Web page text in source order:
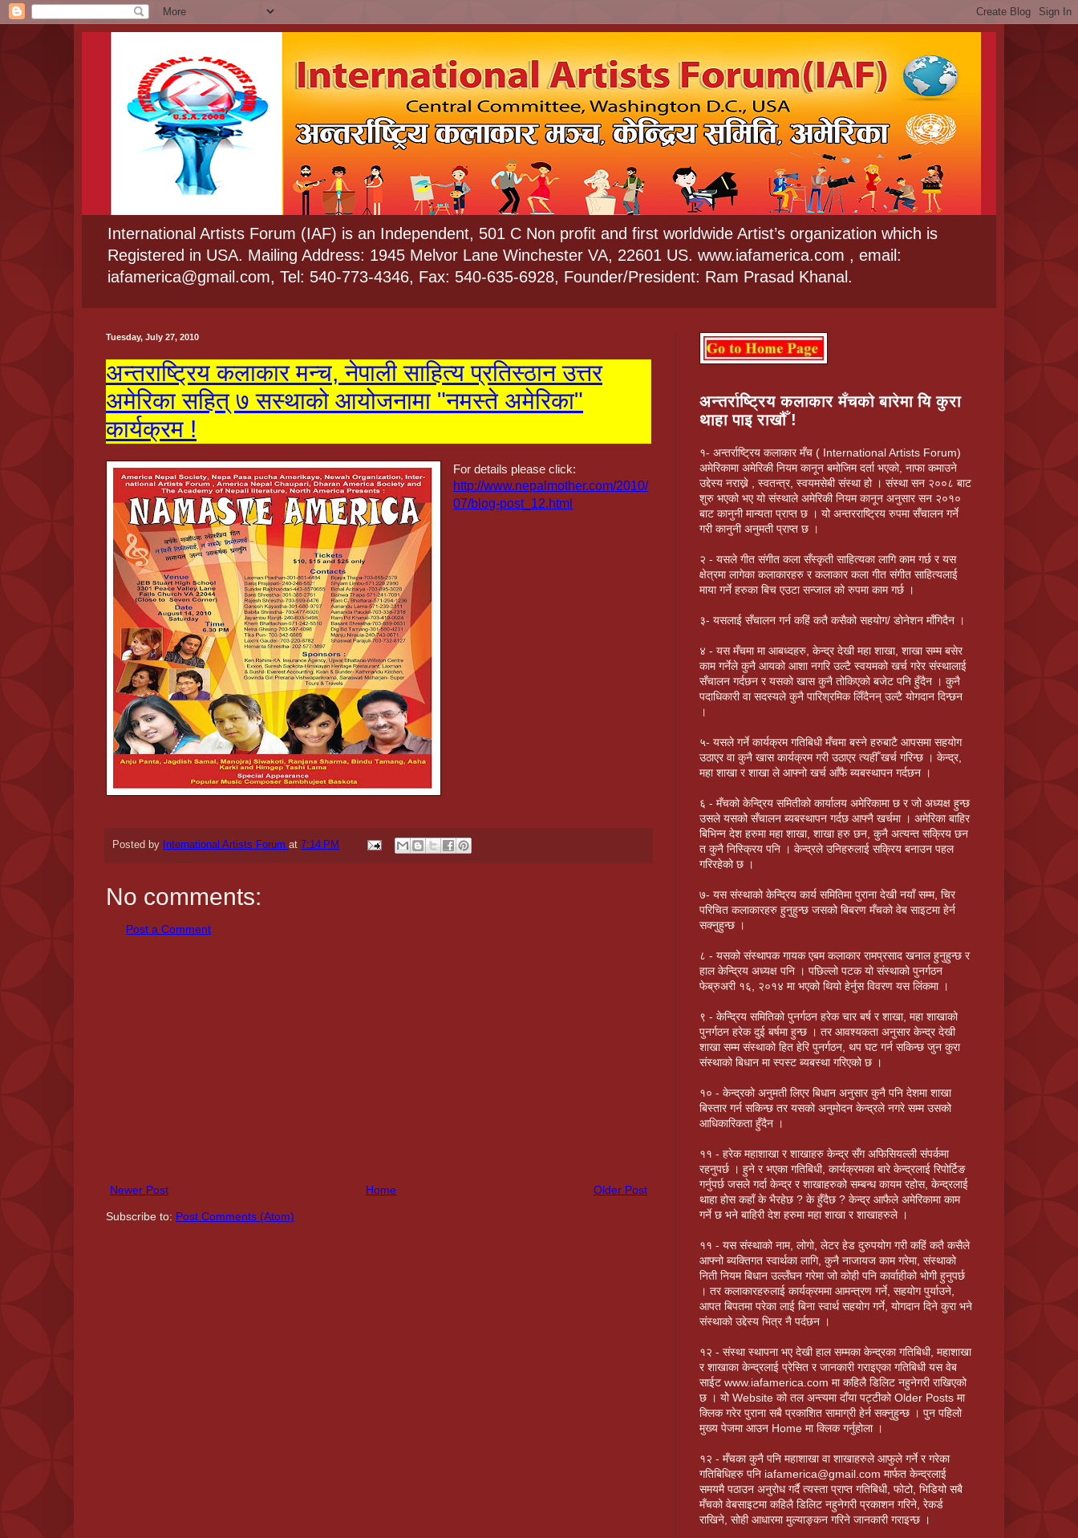
International Artists Forum (IAF) is an Independent, 501 C Non profit and first worldwide Artist’s organization which is
Registered in USA. Mailing Address: 1945 Melvor Lane Winchester VA, 22601 US. www.iafamerica.com , email:
iafamerica@gmail.com, Tel: 540-773-4346, Fax: 540-635-6928, Founder/President: Ram Prasad Khanal.
Tuesday, July 27, 2010
अन्तराष्ट्रिय कलाकार मन्च, नेपाली साहित्य प्रतिस्ठान उत्तर
अमेरिका सहित् ७ सस्थाको आयोजनामा "नमस्ते अमेरिका"
कार्यक्रम !
For details please click:
http://www.nepalmother.com/2010/
07/blog-post_12.html
Posted by International Artists Forum at 7:14 PM
No comments:
Post a Comment
Newer Post Older Post
Home
Subscribe to: Post Comments (Atom)
अन्तर्राष्ट्रिय कलाकार मँचको बारेमा यि कुरा
थाहा पाइ राखौँ !
१- अन्तर्राष्ट्रिय कलाकार मँच ( International Artists Forum)
अमेरिकामा अमेरिकी नियम कानून बमोजिम दर्ता भएको, नाफा कमाउने
उद्देस्य नराख्ने , स्वतन्त्र, स्वयमसेबी संस्था हो । संस्था सन २००८ बाट
शुरु भएको भए यो संस्थाले अमेरिकी नियम कानून अनुसार सन २०१०
बाट कानुनी मान्यता प्राप्त छ । यो अन्तरराष्ट्रिय रुपमा सँचालन गर्ने
गरी कानुनी अनुमती प्राप्त छ ।
२ - यसले गीत संगीत कला सँस्कृती साहित्यका लागि काम गर्छ र यस
क्षेत्रमा लागेका कलाकारहरु र कलाकार कला गीत संगीत साहित्यलाई
माया गर्ने हरुका बिच एउटा सन्जाल को रुपमा काम गर्छ ।
३- यसलाई सँचालन गर्न कहिं कतै कसैको सहयोग/ डोनेशन माँगिदैन ।
४ - यस मँचमा मा आबध्दहरु, केन्द्र देखी महा शाखा, शाखा सम्म बसेर
काम गर्नेले कुनै आयको आशा नगरि उल्टै स्वयमको खर्च गरेर संस्थालाई
सँचालन गर्दछन र यसको खास कुनै तोकिएको बजेट पनि हुँदैन । कुनै
पदाधिकारी वा सदस्यले कुनै पारिश्रमिक लिँदैनन् उल्टै योगदान दिन्छन
।
५- यसले गर्ने कार्यक्रम गतिबिधी मँचमा बस्ने हरुबाटै आपसमा सहयोग
उठाएर वा कुनै खास कार्यक्रम गरी उठाएर त्यहीँ खर्च गरिन्छ । केन्द्र,
महा शाखा र शाखा ले आफ्नो खर्च आँफै ब्यबस्थापन गर्दछन ।
६ - मँचको केन्द्रिय समितीको कार्यालय अमेरिकामा छ र जो अध्यक्ष हुन्छ
उसले यसको सँचालन ब्यबस्थापन गर्दछ आफ्नै खर्चमा । अमेरिका बाहिर
बिभिन्न देश हरुमा महा शाखा, शाखा हरु छन, कुनै अत्यन्त सक्रिय छन
त कुनै निस्क्रिय पनि । केन्द्रले उनिहरुलाई सक्रिय बनाउन पहल
गरिरहेको छ ।
७- यस संस्थाको केन्द्रिय कार्य समितिमा पुराना देखी नयाँ सम्म, चिर
परिचित कलाकारहरु हुनुहुन्छ जसको बिबरण मँचको वेब साइटमा हेर्न
सक्नुहुन्छ ।
८ - यसको संस्थापक गायक एबम कलाकार रामप्रसाद खनाल हुनुहुन्छ र
हाल केन्द्रिय अध्यक्ष पनि । पछिल्लो पटक यो संस्थाको पुनर्गठन
फेब्रुअरी १६, २०१४ मा भएको थियो हेर्नुस विवरण यस लिंकमा ।
९ - केन्द्रिय समितिको पुनर्गठन हरेक चार बर्ष र शाखा, महा शाखाको
पुनर्गठन हरेक दुई बर्षमा हुन्छ । तर आवश्यकता अनुसार केन्द्र देखी
शाखा सम्म संस्थाको हित हेरि पुनर्गठन, थप घट गर्न सकिन्छ जुन कुरा
संस्थाको बिधान मा स्पस्ट ब्यबस्था गरिएको छ ।
१० - केन्द्रको अनुमती लिएर बिधान अनुसार कुनै पनि देशमा शाखा
बिस्तार गर्न सकिन्छ तर यसको अनुमोदन केन्द्रले नगरे सम्म उसको
आधिकारिकता हुँदैन ।
११ - हरेक महाशाखा र शाखाहरु केन्द्र सँग अफिसियल्ली संपर्कमा
रहनुपर्छ । हुने र भएका गतिबिधी, कार्यक्रमका बारे केन्द्रलाई रिपोर्टिङ
गर्नुपर्छ जसले गर्दा केन्द्र र शाखाहरुको सम्बन्ध कायम रहोस, केन्द्रलाई
थाहा होस कहाँ के भैरहेछ ? के हुँदैछ ? केन्द्र आफैले अमेरिकामा काम
गर्ने छ भने बाहिरी देश हरुमा महा शाखा र शाखाहरुले ।
११ - यस संस्थाको नाम, लोगो, लेटर हेड दुरुपयोग गरी कहिं कतै कसैले
आफ्नो ब्यक्तिगत स्वार्थका लागि, कुनै नाजायज काम गरेमा, संस्थाको
निती नियम बिधान उल्लँघन गरेमा जो कोही पनि कार्वाहीको भोगी हुनुपर्छ
। तर कलाकारहरुलाई कार्यक्रममा आमन्त्रण गर्ने, सहयोग पुर्याउने,
आपत बिपतमा परेका लाई बिना स्वार्थ सहयोग गर्ने, योगदान दिने कुरा भने
संस्थाको उद्देस्य भित्र नै पर्दछन ।
१२ - संस्था स्थापना भए देखी हाल सम्मका केन्द्रका गतिबिधी, महाशाखा
र शाखाका केन्द्रलाई प्रेसित र जानकारी गराइएका गतिबिधी यस वेब
साईट www.iafamerica.com मा कहिलै डिलिट नहुनेगरी राखिएको
छ । योे Website को तल अन्त्यमा दाँया पट्टीको Older Posts मा
क्लिक गरेर पुराना सबै प्रकाशित सामाग्री हेर्न सक्नुहुन्छ । पुन पहिलो
मुख्य पेजमा आउन Home मा क्लिक गर्नुहोला ।
१२ - मँचका कुनै पनि महाशाखा वा शाखाहरुले आफुले गर्ने र गरेका
गतिबिधिहरु पनि iafamerica@gmail.com मार्फत केन्द्रलाई
समयमै पठाउन अनुरोध गर्दै त्यस्ता प्राप्त गतिबिधी, फोटो, भिडियो सबै
मँचको वेबसाइटमा कहिलै डिलिट नहुनेगरी प्रकाशन गरिने, रेकर्ड
राखिने, सोही आधारमा मुल्याङ्कन गरिने जानकारी गराइन्छ ।